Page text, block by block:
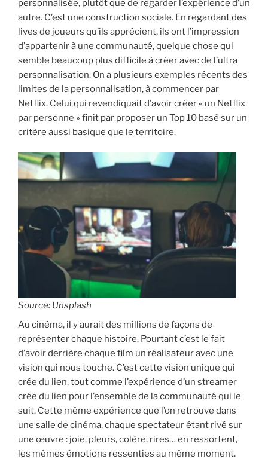
personnalisée, plutôt que de regarder l’expérience d’un
autre. C’est une construction sociale. En regardant des
lives de joueurs qu’ils apprécient, ils ont l’impression
d’appartenir à une communauté, quelque chose qui
semble beaucoup plus difficile à créer avec de l’ultra
personnalisation. On a plusieurs exemples récents des
limites de la personnalisation, à commencer par
Netflix. Celui qui revendiquait d’avoir créer « un Netflix
par personne » finit par proposer un Top 10 basé sur un
critère aussi basique que le territoire.
Source: Unsplash
Au cinéma, il y aurait des millions de façons de
représenter chaque histoire. Pourtant c’est le fait
d’avoir derrière chaque film un réalisateur avec une
vision qui nous touche. C’est cette vision unique qui
crée du lien, tout comme l’expérience d’un streamer
crée du lien pour l’ensemble de la communauté qui le
suit. Cette même expérience que l’on retrouve dans
une salle de cinéma, chaque spectateur étant rivé sur
une œuvre : joie, pleurs, colère, rires… en ressortent,
les mêmes émotions ressenties au même moment.